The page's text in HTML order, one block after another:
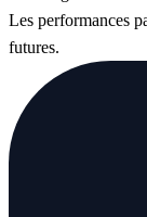
Les performances
futures.